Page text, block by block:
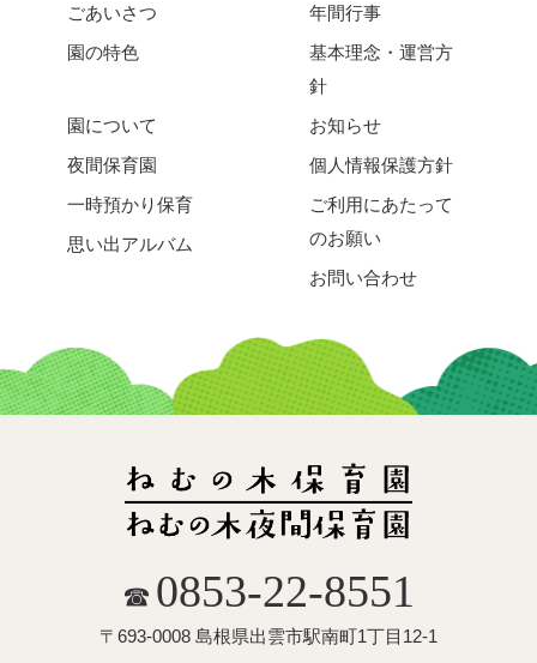
ごあいさつ
園の特色
年間行事
基本理念・運営方
針
園について
夜間保育園
一時預かり保育
思い出アルバム
お知らせ
個人情報保護方針
ご利用にあたって
のお願い
お問い合わせ
☎ 0853-22-8551
〒693-0008 島根県出雲市駅南町1丁目12-1